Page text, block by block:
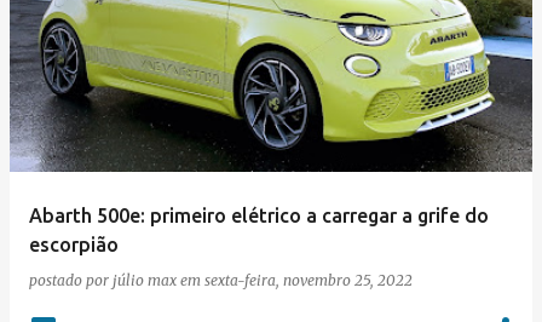
Abarth 500e: primeiro elétrico a carregar a grife do
escorpião
postado por júlio max em sexta-feira, novembro 25, 2022